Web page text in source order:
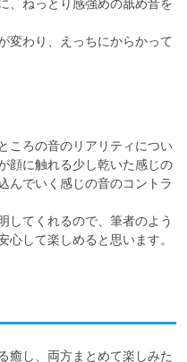
、ねっとり感強めの舐め音を
変わり、えっちにからかって
ころの音のリアリティについ
顔に触れる少し乾いた感じの
んでいく感じの音のコントラ
してくれるので、筆者のよう
して楽しめると思います。
癒し、両方まとめて楽しみた